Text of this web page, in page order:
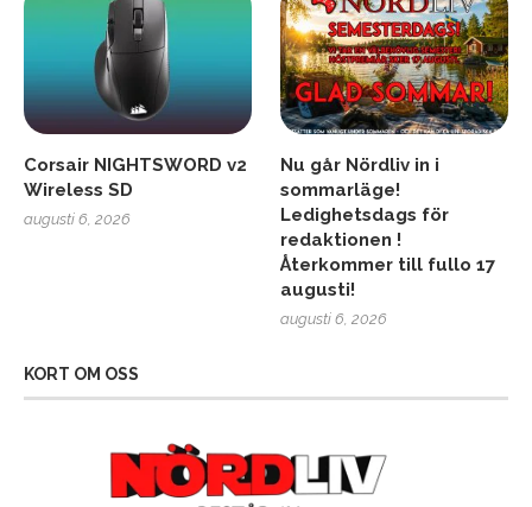
Corsair NIGHTSWORD v2
Wireless SD
augusti 6, 2026
Nu går Nördliv in i
sommarläge!
Ledighetsdags för
redaktionen !
Återkommer till fullo 17
augusti!
augusti 6, 2026
KORT OM OSS